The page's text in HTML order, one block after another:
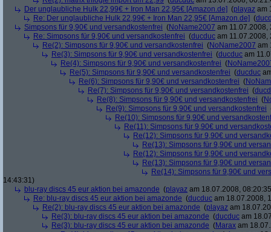
Der unglaubliche Hulk 22,99€ + Iron Man 22,95€ [Amazon.de] (playaz am
Re: Der unglaubliche Hulk 22,99€ + Iron Man 22,95€ [Amazon.de] (
Simpsons für 9,90€ und versandkostenfrei (NoName2007 am 11.07.2008,
Re: Simpsons für 9,90€ und versandkostenfrei (ducduc am 11.07.2008,
Re(2): Simpsons für 9,90€ und versandkostenfrei (NoName2007 am
Re(3): Simpsons für 9,90€ und versandkostenfrei (ducduc am
Re(4): Simpsons für 9,90€ und versandkostenfrei (
Re(5): Simpsons für 9,90€ und versandkostenfrei (ducduc
Re(6): Simpsons für 9,90€ und versandkostenfrei (
Re(7): Simpsons für 9,90€ und versandkostenfrei (
Re(8): Simpsons für 9,90€ und versandkostenfrei (
Re(9): Simpsons für 9,90€ und versandkostenfrei
Re(10): Simpsons für 9,90€ und
Re(11): Simpsons für 9,90€ und
Re(12): Simpsons für 9,90€ und
Re(13): Simpsons für 9,90€ und
Re(12): Simpsons für 9,90€ und
Re(13): Simpsons für 9,90€ und
Re(14): Simpsons für 9,90€ und
14:43:31)
blu-ray discs 45 eur aktion bei amazonde (playaz am 18.07.2008,
Re: blu-ray discs 45 eur aktion bei amazonde (ducduc am 18.07.2008,
Re(2): blu-ray discs 45 eur aktion bei amazonde (playaz am
Re(3): blu-ray discs 45 eur aktion bei amazonde (ducduc am
Re(3): blu-ray discs 45 eur aktion bei amazonde (Marax am